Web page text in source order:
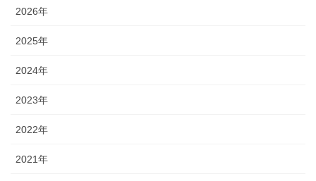
2026年
2025年
2024年
2023年
2022年
2021年